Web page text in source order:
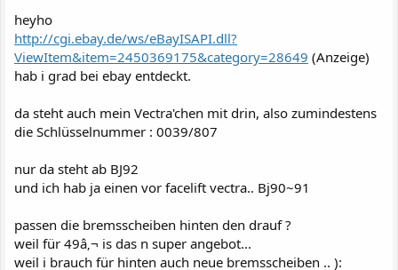
heyho
http://cgi.ebay.de/ws/eBayISAPI.dll?
ViewItem&item=2450369175&category=28649 (Anzeige)
hab i grad bei ebay entdeckt.
da steht auch mein Vectra'chen mit drin, also zumindestens
die Schlüsselnummer : 0039/807
nur da steht ab BJ92
und ich hab ja einen vor facelift vectra.. Bj90~91
passen die bremsscheiben hinten den drauf ?
weil für 49â‚¬ is das n super angebot...
weil i brauch für hinten auch neue bremsscheiben .. ):